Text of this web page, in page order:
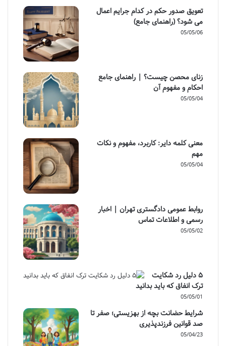
تعویق صدور حکم در کدام جرایم اعمال
می شود؟ (راهنمای جامع)
05/05/06
زنای محصن چیست؟ | راهنمای جامع
احکام و مفهوم آن
05/05/04
معنی کلمه دایر: کاربرد، مفهوم و نکات
مهم
05/05/04
روابط عمومی دادگستری تهران | اخبار
رسمی و اطلاعات تماس
05/05/02
۵ دلیل رد شکایت
ترک انفاق که باید بدانید
05/05/01
شرایط حضانت بچه از بهزیستی؛ صفر تا
صد قوانین فرزندپذیری
05/04/23